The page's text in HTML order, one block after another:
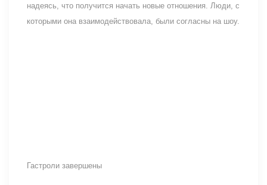
надеясь, что получится начать новые отношения. Люди, с
которыми она взаимодействовала, были согласны на шоу.
Гастроли завершены